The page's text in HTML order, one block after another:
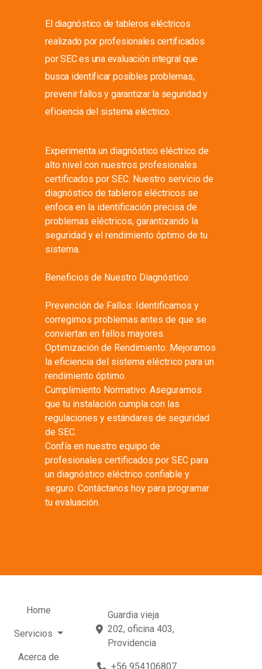
El diagnóstico de tableros eléctricos
realizado por profesionales certificados
por SEC es una evaluación integral que
busca identificar posibles problemas,
prevenir fallos y garantizar la seguridad y
eficiencia del sistema eléctrico.
Experimenta un diagnóstico eléctrico de
alto nivel con nuestros profesionales
certificados por SEC. Nuestro servicio de
diagnóstico de tableros eléctricos se
enfoca en la identificación precisa de
problemas eléctricos, garantizando la
seguridad y el rendimiento óptimo de tu
sistema.
Beneficios de Nuestro Diagnóstico:
Prevención de Fallos: Identificamos y
corregimos problemas antes de que se
conviertan en fallos mayores.
Optimización de Rendimiento: Mejoramos
la eficiencia del sistema eléctrico para un
rendimiento óptimo.
Cumplimiento Normativo: Aseguramos
que tu instalación cumpla con las
regulaciones y estándares de seguridad
de SEC.
Confía en nuestro equipo de
profesionales certificados por SEC para
un diagnóstico eléctrico confiable y
seguro. Contáctanos hoy para programar
tu evaluación.
Home
Servicios
Acerca de
Guardia vieja
202, oficina 403,
Providencia
+56 954106807